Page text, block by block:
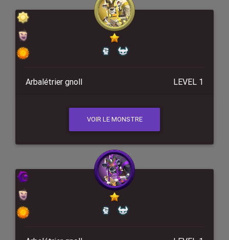
Arbalétrier gnoll LEVEL 1
VOIR LE MONSTRE